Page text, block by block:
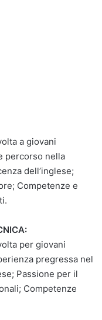
a giovani
percorso nella
dell’inglese;
Competenze e
per giovani
pregressa nel
Passione per il
Competenze